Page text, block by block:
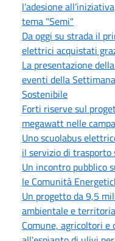
l’adesione
tema "Semi"
Da oggi su strada il
elettrici acquistati
La presentazione
eventi della
Sostenibile
Forti riserve sul
megawatt nelle
Uno scuolabus
il servizio di trasporto
Un incontro pubblico
le Comunità
Un progetto da 9,5
ambientale e
Comune, agricoltori